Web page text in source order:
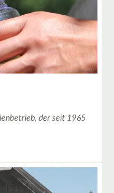
der seit 1965